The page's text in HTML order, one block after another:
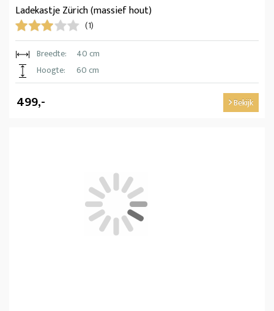
Ladekastje Zürich (massief hout)
(1)
Breedte:
40 cm
Hoogte:
60 cm
499,- Bekijk